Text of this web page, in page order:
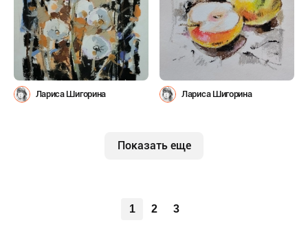
Лариса Шигорина Лариса Шигорина
Показать еще
1 2 3